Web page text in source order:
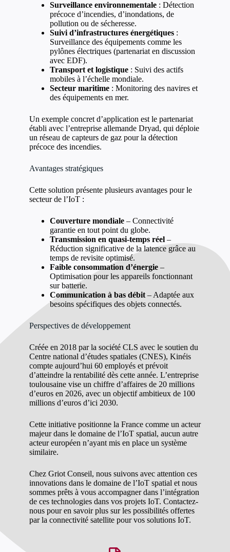
Surveillance environnementale: Détection
précoce d’incendies, d’inondations, de
pollution ou de sécheresse.
Suivi d’infrastructures énergétiques :
Surveillance des équipements comme les
pylônes électriques (partenariat en discussion
avec EDF).
Transport et logistique: Suivi des actifs
mobiles à l’échelle mondiale.
Secteur maritime: Monitoring des navires et
des équipements en mer.
Un exemple concret d’application est le partenariat
établi avec l’entreprise allemande Dryad, qui déploie
un réseau de capteurs de gaz pour la détection
précoce des incendies.
Avantages stratégiques
Cette solution présente plusieurs avantages pour le
secteur de l’IoT :
Couverture mondiale– Connectivité
garantie en tout point du globe.
Transmission en quasi-temps réel–
Réduction significative de la latence grâce au
temps de revisite optimisé.
Faible consommation d’énergie–
Optimisation pour les appareils fonctionnant
sur batterie.
Communication à bas débit– Adaptée aux
besoins spécifiques des objets connectés.
Perspectives de développement
Créée en 2018 par la société CLS avec le soutien du
Centre national d’études spatiales (CNES), Kinéis
compte aujourd’hui 60 employés et prévoit
d’atteindre la rentabilité dès cette année. L’entreprise
toulousaine vise un chiffre d’affaires de 20 millions
d’euros en 2026, avec un objectif ambitieux de 100
millions d’euros d’ici 2030.
Cette initiative positionne la France comme un acteur
majeur dans le domaine de l’IoT spatial, aucun autre
acteur européen n’ayant mis en place un système
similaire.
Chez Griot Conseil, nous suivons avec attention ces
innovations dans le domaine de l’IoT spatial et nous
sommes prêts à vous accompagner dans l’intégration
de ces technologies dans vos projets IoT. Contactez-
nous pour en savoir plus sur les possibilités offertes
par la connectivité satellite pour vos solutions IoT.